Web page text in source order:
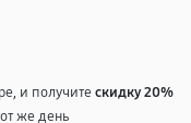
и получитескидку 20%
же день